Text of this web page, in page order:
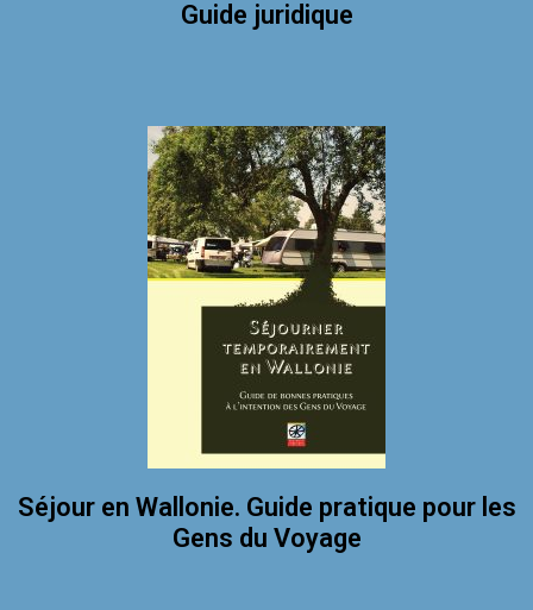
Guide juridique
Séjour en Wallonie. Guide pratique pour les
Gens du Voyage